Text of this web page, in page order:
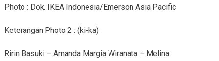
Photo : Dok. IKEA Indonesia/Emerson Asia Pacific
Keterangan Photo 2 : (ki-ka)
Ririn Basuki – Amanda Margia Wiranata – Melina